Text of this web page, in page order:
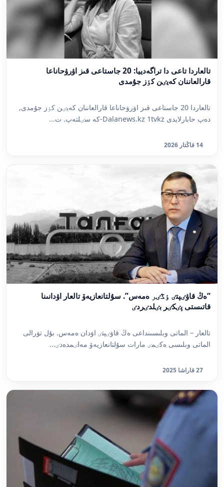
تالعاردا تاعى دا تراگەدييا: 20 جاستاعى قىز اۋرۋحاناعا
قارالعاننان كەيٸن كٶز جۇمدى
تالعاردا 20 جاستاعى قىز اۋرۋحاناعا قارالعاننان كەيٸن كٶز جۇمدى,
دەپ حابارلايدى Dalanews.kz 1tvkz-كە سٸلتەپ. ت...
14 قاڭتار 2026
“ەڭ قاۋٸپتٸ ٶڭٸر ەمەس”. سۇلتانعازيەۆ تالعار اۋدانىنا
قاتىستى پٸكٸر بٸلدٸردٸ
تالعار – الماتى وبلىسىنداعى ەڭ قاۋٸپتٸ اۋدان ەمەس. بۇل تۋرالى
الماتى وبلىسى ەكٸمٸ مارات سۇلتانعازيەۆ مەلٸمدەدٸ...
27 قاراشا 2025